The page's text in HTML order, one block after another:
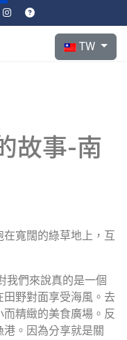
選擇你的語言
TW
故事-南
寬闊的綠草地上，互
我們來說真的是一個
野對面享受海風。去
精緻的美食廣場。反
。因為分享就是關